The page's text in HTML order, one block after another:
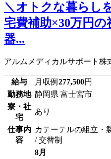
＼オトクな暮らし
宅費補助×30万円
器...
アルムメディカルサポート株
給与 月収例 277,500円
勤務地 静岡県 富士宮市
寮・社
宅
あり
仕事内
容
カテーテルの組立・
/ 交替制
8月